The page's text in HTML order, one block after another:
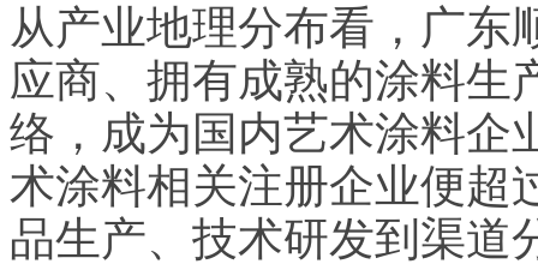
从产业地理分布看，广东
应商、拥有成熟的涂料生
络，成为国内艺术涂料企
术涂料相关注册企业便超
品生产、技术研发到渠道